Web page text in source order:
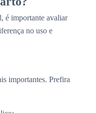
é importante avaliar
no uso e
importantes. Prefira